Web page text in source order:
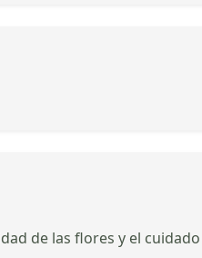
de las flores y el